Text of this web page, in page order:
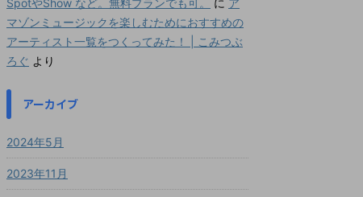
SpotやShow など。無料プランでも可。
に ア
マゾンミュージックを楽しむためにおすすめの
アーティスト一覧をつくってみた！ | こみつぶ
ろぐ より
アーカイブ
2024年5月
2023年11月